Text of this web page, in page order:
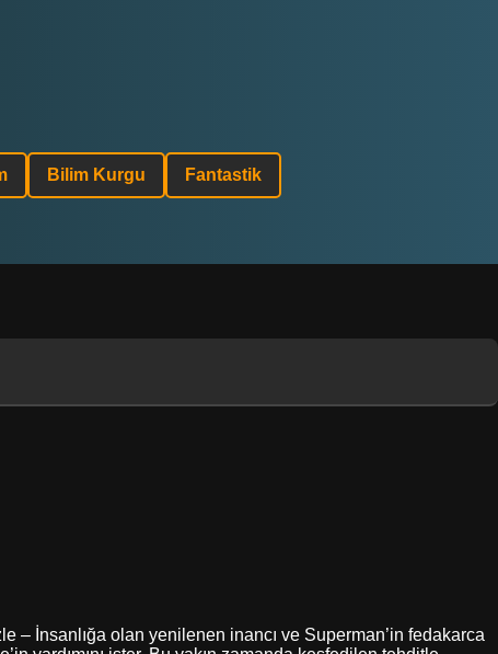
Bilim Kurgu Fantastik
İnsanlığa olan yenilenen inancı ve Superman’in fedakarca